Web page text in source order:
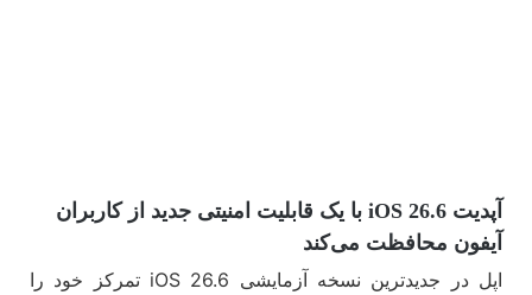
آپدیت iOS 26.6 با یک قابلیت امنیتی جدید از کاربران
آیفون محافظت می‌کند
اپل در جدیدترین نسخه آزمایشی iOS 26.6 تمرکز خود را